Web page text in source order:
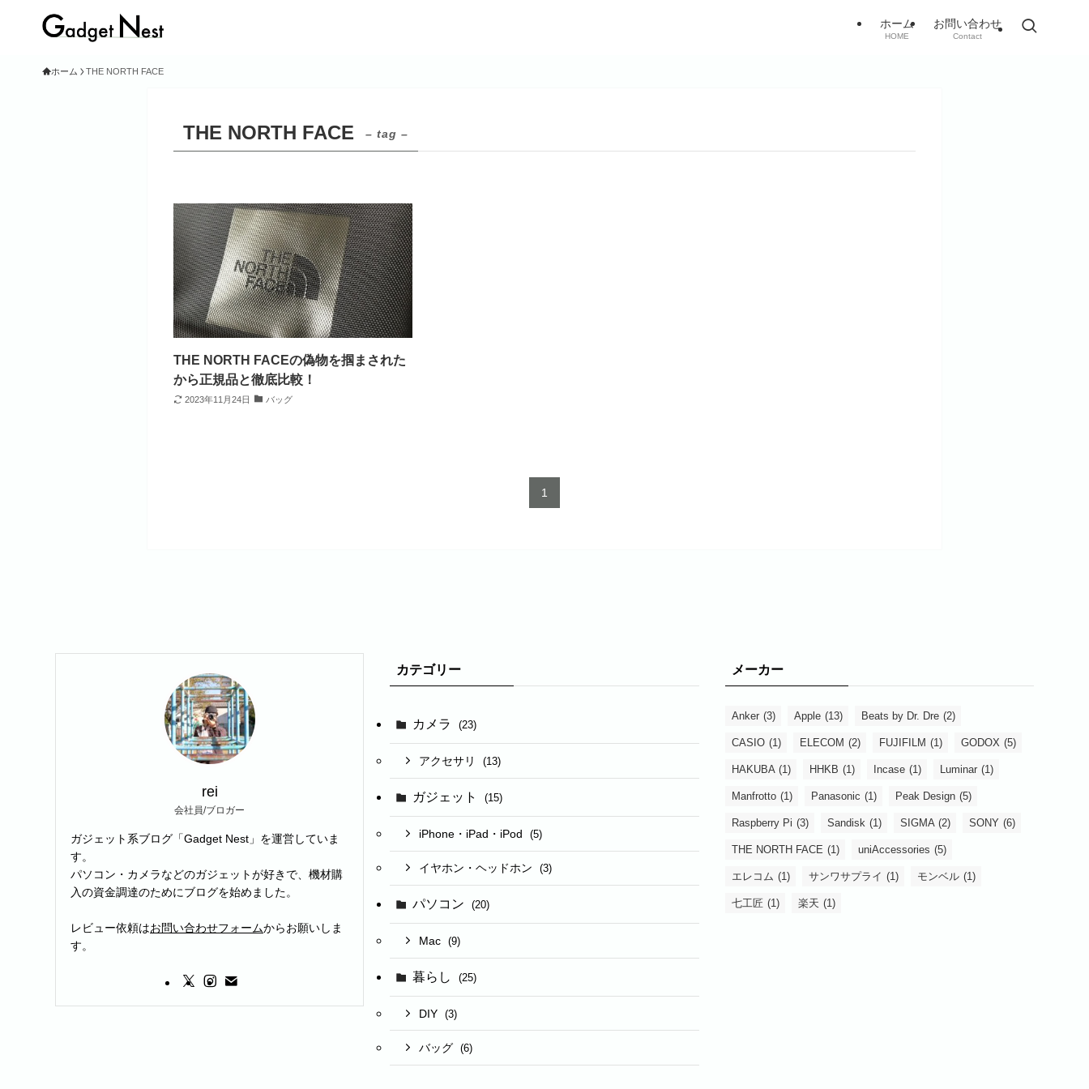
ホーム
HOME
お問い合わせ
Contact
ホーム THE NORTH FACE
THE NORTH FACE – tag –
THE NORTH FACEの偽物を掴まされた
から正規品と徹底比較！
2023年11月24日 バッグ
1
rei
会社員/ブロガー
ガジェット系ブログ「Gadget Nest」を運営していま
す。
パソコン・カメラなどのガジェットが好きで、機材購
入の資金調達のためにブログを始めました。
レビュー依頼はお問い合わせフォームからお願いしま
す。
カテゴリー
カメラ (23)
アクセサリ (13)
ガジェット (15)
iPhone・iPad・iPod (5)
イヤホン・ヘッドホン (3)
パソコン (20)
Mac (9)
暮らし (25)
DIY (3)
バッグ (6)
メーカー
Anker (3) Apple (13) Beats by Dr. Dre (2)
CASIO (1) ELECOM (2) FUJIFILM (1) GODOX (5)
HAKUBA(1) HHKB (1) Incase (1) Luminar (1)
Manfrotto (1) Panasonic (1) Peak Design (5)
Raspberry Pi (3) Sandisk (1) SIGMA(2) SONY (6)
THE NORTH FACE (1) uniAccessories (5)
エレコム (1) サンワサプライ (1) モンベル (1)
七工匠 (1) 楽天 (1)